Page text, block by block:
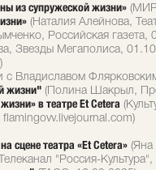
из супружеской жизни» (МИР
(Наталия Алейнова,
Российская газета,
Звезды Мегаполиса,
с Владиславом
жизни" (Полина Шакрыл,
в театре Et Cetera
сцене театра «Et Cetera»
"Россия-